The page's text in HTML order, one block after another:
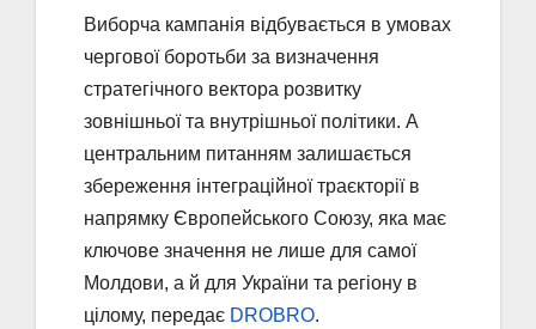
Виборча кампанія відбувається в умовах
чергової боротьби за визначення
стратегічного вектора розвитку
зовнішньої та внутрішньої політики. А
центральним питанням залишається
збереження інтеграційної траєкторії в
напрямку Європейського Союзу, яка має
ключове значення не лише для самої
Молдови, а й для України та регіону в
цілому, передає DROBRO.